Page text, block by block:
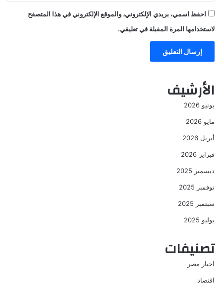
احفظ اسمي، بريدي الإلكتروني، والموقع الإلكتروني في هذا المتصفح
لاستخدامها المرة المقبلة في تعليقي.
الأرشيف
يونيو 2026
مايو 2026
أبريل 2026
فبراير 2026
ديسمبر 2025
نوفمبر 2025
سبتمبر 2025
يوليو 2025
تصنيفات
اخبار مصر
اقتصاد